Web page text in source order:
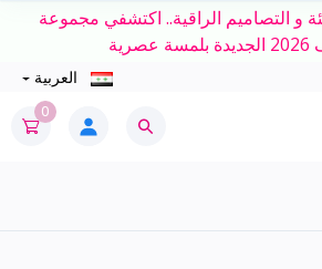
و التصاميم الراقية.. اكتشفي مجموعة
العربية
0